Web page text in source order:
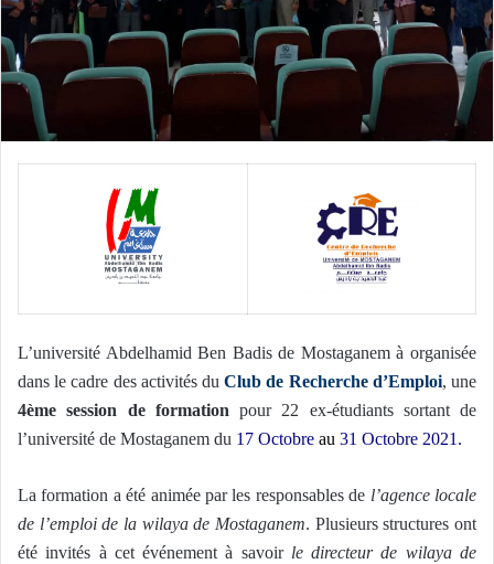
L’université Abdelhamid Ben Badis de Mostaganem à organisée
dans le cadre des activités duClub de Recherche d’Emploi, une
4ème session de formation pour 22 ex-étudiants sortant de
l’université de Mostaganem du 17 Octobre au 31 Octobre 2021.
La formation a été animée par les responsables de l’agence locale
de l’emploi de la wilaya de Mostaganem. Plusieurs structures ont
été invités à cet événement à savoir le directeur de wilaya de